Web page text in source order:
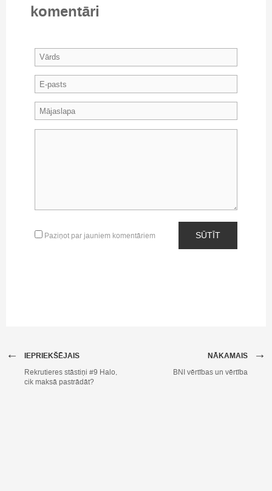
komentāri
Paziņot par jauniem komentāriem SŪTĪT
IEPRIEKŠĒJAIS
←
Rekrutieres stāstiņi #9 Halo,
cik maksā pastrādāt?
NĀKAMAIS →
BNI vērtības un vērtība